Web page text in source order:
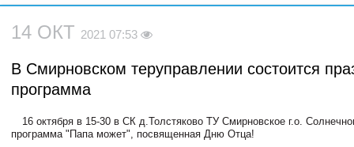
14 ОКТ 2021 07:53
В Смирновском теруправлении состоится
программа
16 октября в 15-30 в СК д.Толстяково ТУ Смирновское г.о.
программа "Папа может", посвященная Дню Отца!